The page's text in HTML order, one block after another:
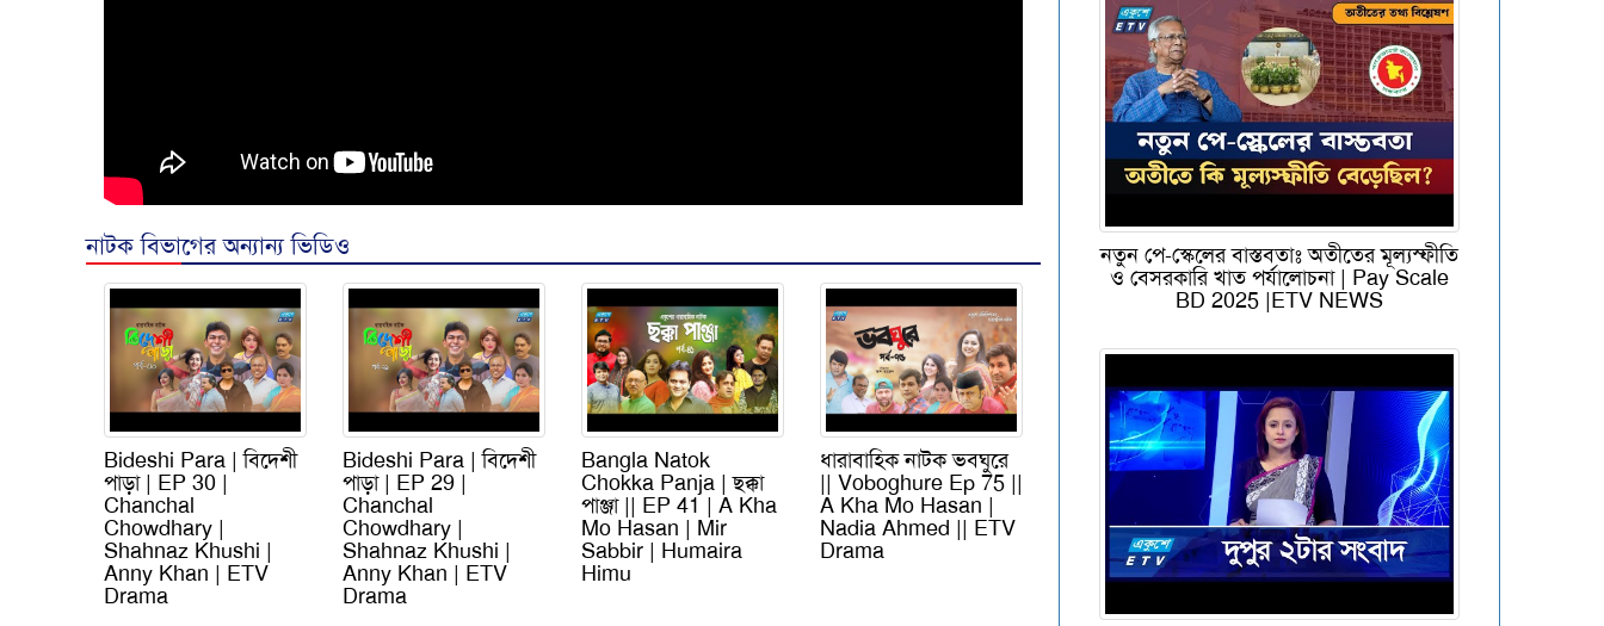
নাটক বিভাগের অন্যান্য ভিডিও
Bideshi Para | বিদেশী
পাড়া | EP 30 |
Chanchal
Chowdhary |
Shahnaz Khushi |
Anny Khan | ETV
Drama
Bideshi Para | বিদেশী
পাড়া | EP 29 |
Chanchal
Chowdhary |
Shahnaz Khushi |
Anny Khan | ETV
Drama
Bangla Natok
Chokka Panja | ছক্কা
পাঞ্জা || EP 41 | A Kha
Mo Hasan | Mir
Sabbir | Humaira
Himu
ধারাবাহিক নাটক ভবঘুরে
|| Voboghure Ep 75 ||
A Kha Mo Hasan |
Nadia Ahmed || ETV
Drama
নতুন পে-স্কেলের বাস্তবতাঃ অতীতের মূল্যস্ফীতি
ও বেসরকারি খাত পর্যালোচনা | Pay Scale
BD 2025 |ETV NEWS